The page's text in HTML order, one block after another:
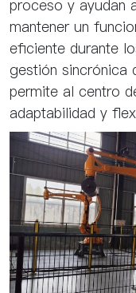
proceso y ayudan
mantener un
eficiente durante
gestión sincrónica
permite al centro
adaptabilidad y